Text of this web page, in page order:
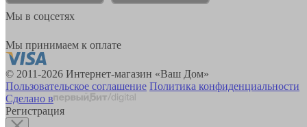
Мы в соцсетях
Мы принимаем к оплате
© 2011-2026 Интернет-магазин «Ваш Дом»
Пользовательское соглашение Политика конфиденциальности
Сделано в
Регистрация